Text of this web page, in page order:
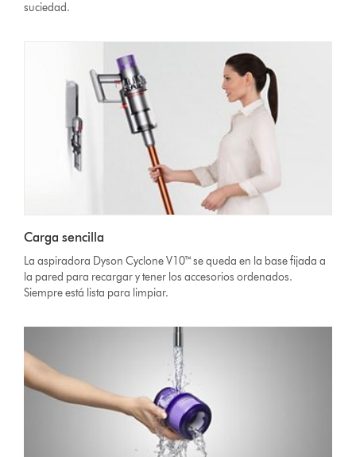
suciedad.
Carga sencilla
La aspiradora Dyson Cyclone V10™ se queda en la base fijada a
la pared para recargar y tener los accesorios ordenados.
Siempre está lista para limpiar.